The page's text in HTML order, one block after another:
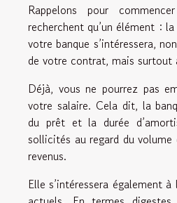
Rappelons pour
recherchent qu’un élément :
votre banque s’intéressera,
de votre contrat, mais surtout
Déjà, vous ne pourrez pas
votre salaire. Cela dit, la
du prêt et la durée
sollicités au regard du
revenus.
Elle s’intéressera également